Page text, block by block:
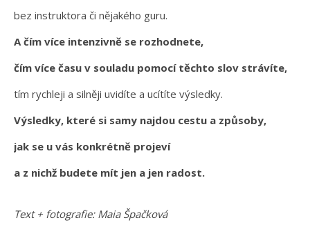
bez instruktora či nějakého guru.
A čím více intenzivně se rozhodnete,
čím více času v souladu pomocí těchto slov strávíte,
tím rychleji a silněji uvidíte a ucítíte výsledky.
Výsledky, které si samy najdou cestu a způsoby,
jak se u vás konkrétně projeví
a z nichž budete mít jen a jen radost.
Text + fotografie: Maia Špačková